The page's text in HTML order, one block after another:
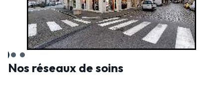
Nos réseaux de soins